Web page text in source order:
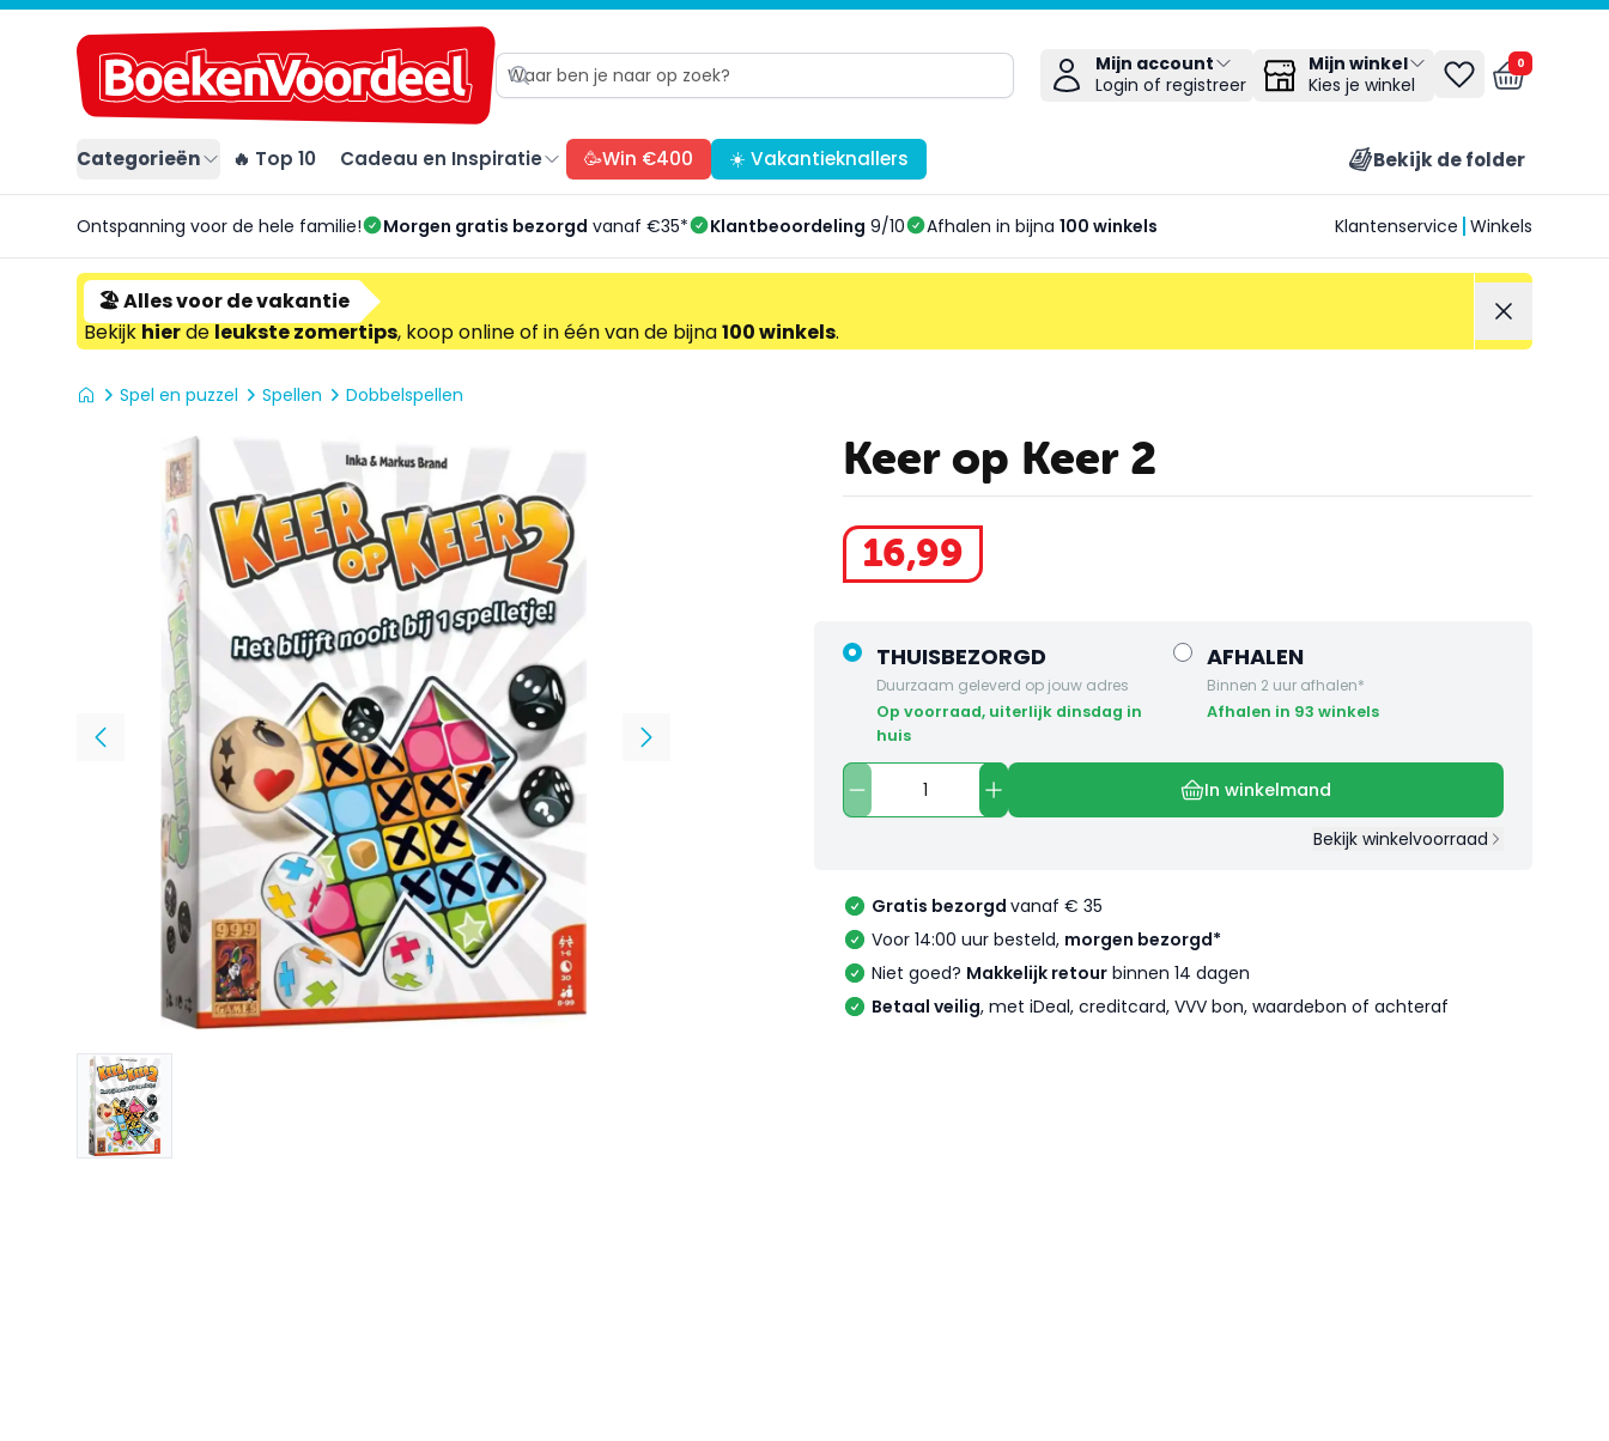
Mijn account
Login of registreer
Mijn winkel
Kies je winkel
0
Categorieën 🔥 Top 10 Cadeau en Inspiratie 🥳Win €400 ☀️ Vakantieknallers Bekijk de folder
Ontspanning voor de hele familie! Morgen gratis bezorgd vanaf €35* Klantbeoordeling 9/10 Afhalen in bijna 100 winkels Klantenservice Winkels
🏖️ Alles voor de vakantie
Bekijkhierdeleukste zomertips, koop online of in één van de bijna100 winkels.
Spel en puzzel Spellen Dobbelspellen
Keer op Keer 2
16,99
THUISBEZORGD
Duurzaam geleverd op jouw adres
op voorraad, uiterlijk dinsdag in
huis
AFHALEN
Binnen 2 uur afhalen*
Afhalen in 93 winkels
In winkelmand
Bekijk winkelvoorraad
Gratis bezorgd vanaf € 35
Voor 14:00 uur besteld, morgen bezorgd*
Niet goed? Makkelijk retour binnen 14 dagen
Betaal veilig, met iDeal, creditcard, VVV bon, waardebon of achteraf